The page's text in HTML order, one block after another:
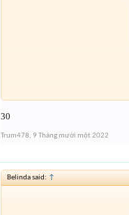
30
Trum478, 9 Tháng mười một 2022
Belinda said: ↑